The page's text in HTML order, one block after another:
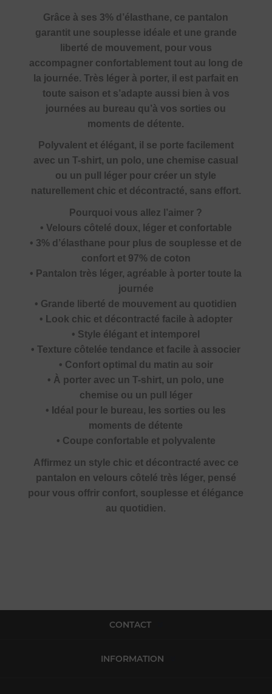
Grâce à ses 3% d’élasthane, ce pantalon
garantit une souplesse idéale et une grande
liberté de mouvement, pour vous
accompagner confortablement tout au long de
la journée. Très léger à porter, il est parfait en
toute saison et s’adapte aussi bien à vos
journées au bureau qu’à vos sorties ou
moments de détente.
Polyvalent et élégant, il se porte facilement
avec un T-shirt, un polo, une chemise casual
ou un pull léger pour créer un style
naturellement chic et décontracté, sans effort.
Pourquoi vous allez l’aimer ?
• Velours côtelé doux, léger et confortable
• 3% d’élasthane pour plus de souplesse et de
confort et 97% de coton
• Pantalon très léger, agréable à porter toute la
journée
• Grande liberté de mouvement au quotidien
• Look chic et décontracté facile à adopter
• Style élégant et intemporel
• Texture côtelée tendance et facile à associer
• Confort optimal du matin au soir
• À porter avec un T-shirt, un polo, une
chemise ou un pull léger
• Idéal pour le bureau, les sorties ou les
moments de détente
• Coupe confortable et polyvalente
Affirmez un style chic et décontracté avec ce
pantalon en velours côtelé très léger, pensé
pour vous offrir confort, souplesse et élégance
au quotidien.
CONTACT
INFORMATION